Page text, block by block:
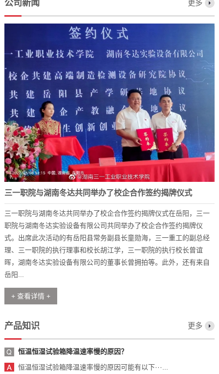
公司新闻 更多
三一职院与湖南冬达共同举办了校企合作签约揭牌仪式
2023-12-07
三一职院与湖南冬达共同举办了校企合作签约揭牌仪式在岳阳，三一
职院与湖南冬达实验设备有限公司共同举办了校企合作签约揭牌仪
式。出席此次活动的有岳阳县常务副县长童勋海，三一重工的副总经
理、三一职院的执行理事和校长胡江学，三一职院的执行校长曾谊
晖，湖南冬达实验设备有限公司的董事长曾拥拍等。此外，还有来自
岳阳...
+ 查看详情 +
产品知识 更多
恒温恒湿试验箱降温速率慢的原因？
恒温恒湿试验箱降温速率慢的原因可能有以下···...